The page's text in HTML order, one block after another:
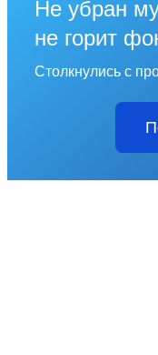
Не убран
не горит
Столкнулись с